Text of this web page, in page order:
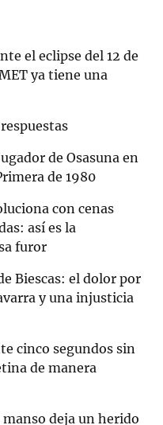
el eclipse del 12 de
ya tiene una
de Osasuna en
de 1980
con cenas
así es la
furor
Biescas: el dolor por
y una injusticia
cinco segundos sin
de manera
deja un herido